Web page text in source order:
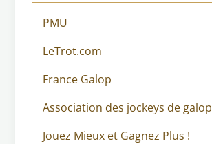
PMU
LeTrot.com
France Galop
Association des jockeys de galop
Jouez Mieux et Gagnez Plus !